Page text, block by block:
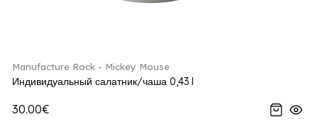
Manufacture Rock - Mickey Mouse
Индивидуальный салатник/чаша 0,43 l
30.00€